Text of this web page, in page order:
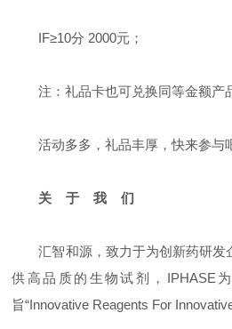
IF≥10分 2000元；
注：礼品卡也可兑换同等金额产
活动多多，礼品丰厚，快来参与
关 于 我 们
汇智和源，致力于为创新药研发
供高品质的生物试剂，IPHASE
旨“Innovative Reagents For